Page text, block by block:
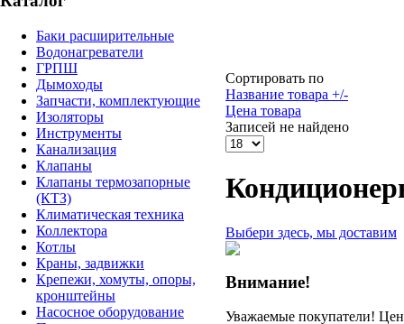
Баки расширительные
Водонагреватели
ГРПШ
Дымоходы
Запчасти, комплектующие
Изоляторы
Инструменты
Канализация
Клапаны
Клапаны термозапорные
(КТЗ)
Климатическая техника
Коллектора
Котлы
Краны, задвижки
Крепежи, хомуты, опоры,
кронштейны
Насосное оборудование
Сортировать по
Название товара +/-
Цена товара
Записей не найдено
Выбери здесь, мы доставим
Внимание!
Уважаемые покупатели!